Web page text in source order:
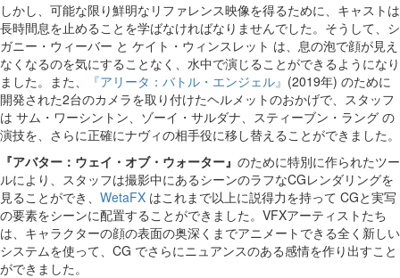
しかし、可能な限り鮮明なリファレンス映像を得るために、キャストは
長時間息を止めることを学ばなければなりませんでした。そうして、シ
ガニー・ウィーバー と ケイト・ウィンスレット は、息の泡で顔が見え
なくなるのを気にすることなく、水中で演じることができるようになり
ました。また、
『アリータ：バトル・エンジェル』 (2019年) のために
開発された2台のカメラを取り付けたヘルメットのおかげで、スタッフ
は サム・ワーシントン、ゾーイ・サルダナ、スティーブン・ラング の
演技を、さらに正確にナヴィの相手役に移し替えることができました。
『アバター：ウェイ・オブ・ウォーター』 のために特別に作られたツー
ルにより、スタッフは撮影中にあるシーンのラフなCGレンダリングを
見ることができ、 WetaFX はこれまで以上に説得力を持って CGと実写
の要素をシーンに配置することができました。VFXアーティストたち
は、キャラクターの顔の表面の奥深くまでアニメートできる全く新しい
システムを使って、CG でさらにニュアンスのある感情を作り出すこと
ができました。